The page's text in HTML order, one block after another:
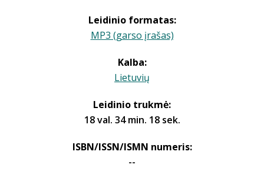
Leidinio formatas:
MP3 (garso įrašas)
Kalba:
Lietuvių
Leidinio trukmė:
18 val. 34 min. 18 sek.
ISBN/ISSN/ISMN numeris:
--